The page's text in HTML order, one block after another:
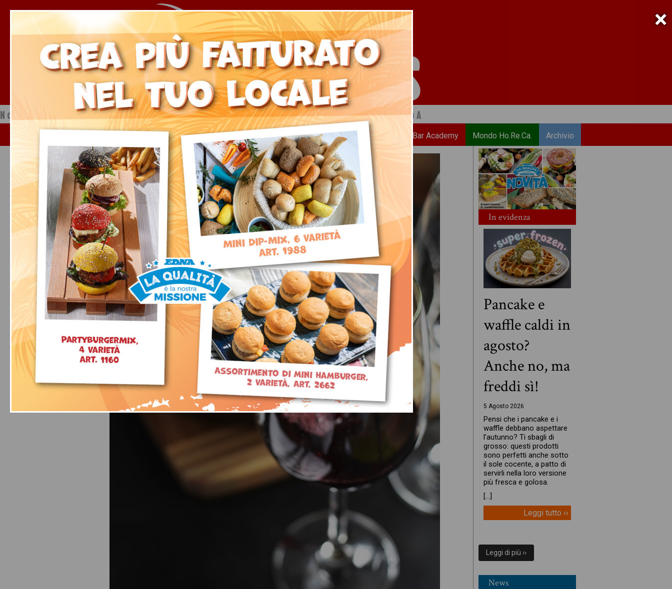
×
Notizie dal mondo della ristorazione a cura di Ristopiù Lombardia SpA
Chi Siamo News Ricette Bar Academy Mondo Ho.Re.Ca. Archivio
In evidenza
Pancake e
waffle caldi in
agosto?
Anche no, ma
freddi sì!
5 Agosto 2026
Pensi che i pancake e i
waffle debbano aspettare
l’autunno? Ti sbagli di
grosso: questi prodotti
sono perfetti anche sotto
il sole cocente, a patto di
servirli nella loro versione
più fresca e golosa.
[…]
Leggi tutto ››
Leggi di più ››
News